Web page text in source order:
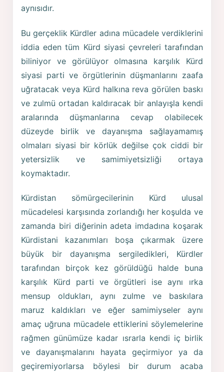
aynısıdır.
Bu gerçeklik Kürdler adına mücadele verdiklerini
iddia eden tüm Kürd siyasi çevreleri tarafından
biliniyor ve görülüyor olmasına karşılık Kürd
siyasi parti ve örgütlerinin düşmanlarını zaafa
uğratacak veya Kürd halkına reva görülen baskı
ve zulmü ortadan kaldıracak bir anlayışla kendi
aralarında düşmanlarına cevap olabilecek
düzeyde birlik ve dayanışma sağlayamamış
olmaları siyasi bir körlük değilse çok ciddi bir
yetersizlik ve samimiyetsizliği ortaya
koymaktadır.
Kürdistan sömürgecilerinin Kürd ulusal
mücadelesi karşısında zorlandığı her koşulda ve
zamanda biri diğerinin adeta imdadına koşarak
Kürdistani kazanımları boşa çıkarmak üzere
büyük bir dayanışma sergiledikleri, Kürdler
tarafından birçok kez görüldüğü halde buna
karşılık Kürd parti ve örgütleri ise aynı ırka
mensup oldukları, aynı zulme ve baskılara
maruz kaldıkları ve eğer samimiyseler aynı
amaç uğruna mücadele ettiklerini söylemelerine
rağmen günümüze kadar ısrarla kendi iç birlik
ve dayanışmalarını hayata geçirmiyor ya da
geçiremiyorlarsa böylesi bir durum acaba